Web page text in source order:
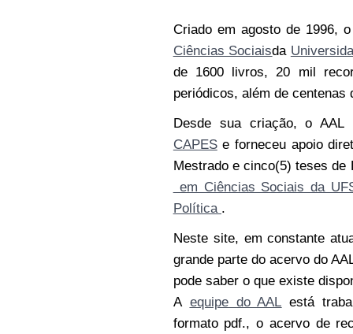
Criado em agosto de 1996,
Ciências Sociaisda
de 1600 livros, 20 mil
periódicos, além de centenas
Desde sua criação, o
CAPESe forneceu apoio
Mestrado e cinco(5) teses de
em Ciências Sociais da
Política .
Neste site, em constante
grande parte do acervo do
pode saber o que existe
A equipe do AAL está
formato pdf., o acervo de